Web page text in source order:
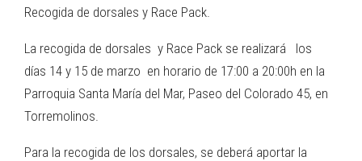
Recogida de dorsales y Race Pack.
La recogida de dorsales y Race Pack se realizará los
días 14 y 15 de marzo en horario de 17:00 a 20:00h en la
Parroquia Santa María del Mar, Paseo del Colorado 45, en
Torremolinos.
Para la recogida de los dorsales, se deberá aportar la